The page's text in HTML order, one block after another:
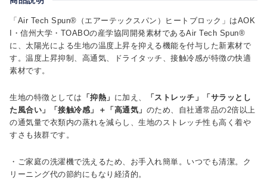
「Air Tech Spun®（エアーテックスパン）ヒートブロック」はAOK
I・信州大学・TOABOの産学協同開発素材であるAir Tech Spun®
に、太陽光による生地の温度上昇を抑える機能を付与した新素材で
す。温度上昇抑制、高通気、ドライタッチ、接触冷感が特徴の快適
素材です。
生地の特徴としては 「抑熱」 に加え、
「ストレッチ」「サラッとし
た風合い」「接触冷感」＋「高通気」 のため、自社通常品の2倍以上
の通気量で衣類内の蒸れを減らし、生地のストレッチ性も高く着や
すさも抜群です。
・ご家庭の洗濯機で洗えるため、お手入れ簡単。いつでも清潔。ク
リーニング代の節約にもなり経済的。